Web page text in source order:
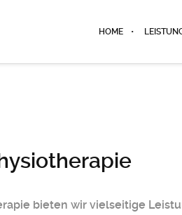
HOME
bieten wir vielseitige